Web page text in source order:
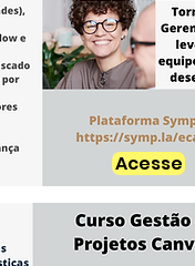
Acesse